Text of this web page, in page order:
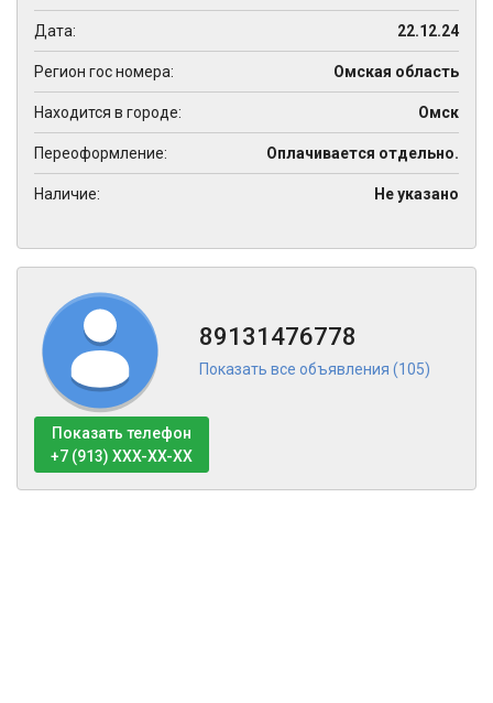
Дата: 22.12.24
Регион гос номера: Омская область
Находится в городе: Омск
Переоформление: Оплачивается отдельно.
Наличие: Не указано
89131476778
Показать все объявления (105)
Показать телефон
+7 (913) XXX-XX-XX